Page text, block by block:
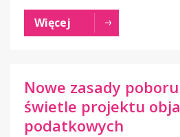
Więcej
Nowe zasady
świetle projektu
podatkowych